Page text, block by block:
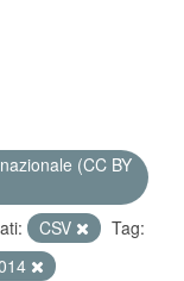
(CC BY
CSV
Tag: